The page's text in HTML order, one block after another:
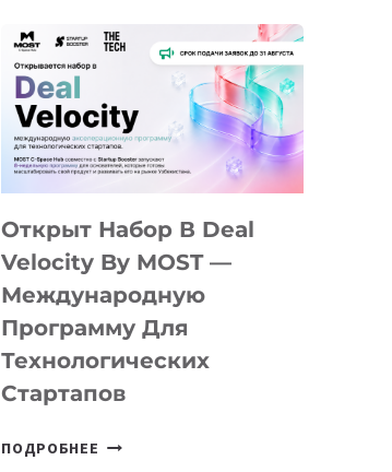
АЛМАТЫ:
YOUTH
CAMP
ДАЛ
ПОДРОСТКАМ
БИЛЕТ
IT-
ПРЕДПРИНИМАТЕЛЬСТВО
Открыт Набор В Deal
Velocity By MOST —
Международную
Программу Для
Технологических
Стартапов
ПОДРОБНЕЕ ОТКРЫТ